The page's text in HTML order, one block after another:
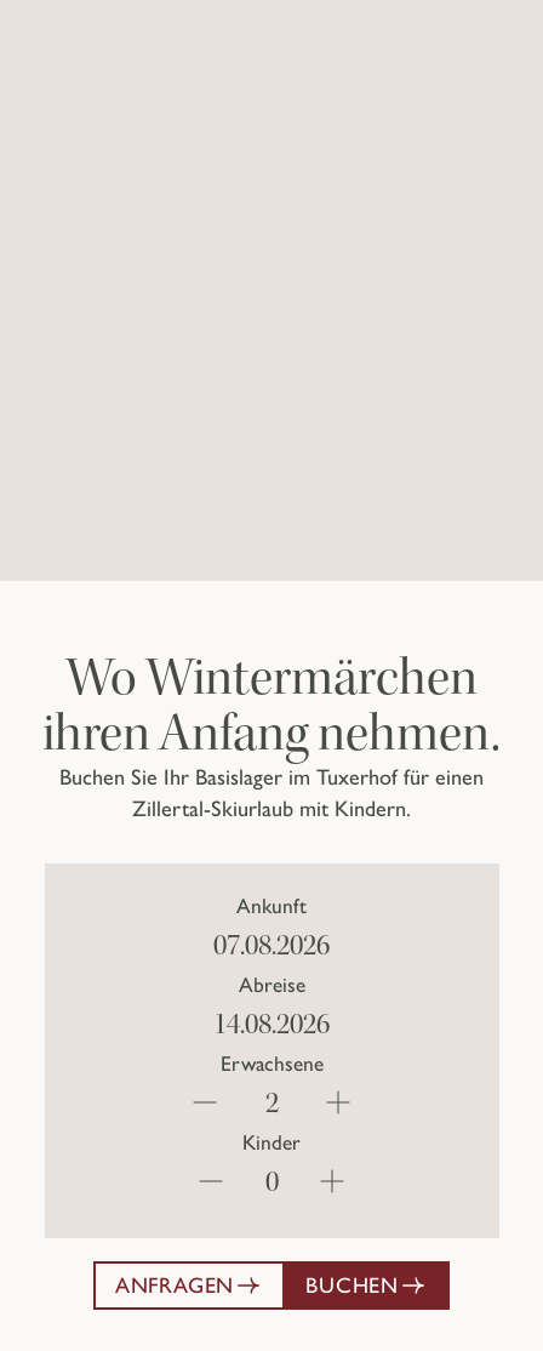
Buchen Sie Ihr Basislager im Tuxerhof für einen
Zillertal-Skiurlaub mit Kindern.
Wo Wintermärchen
ihren Anfang nehmen.
Ankunft
Abreise
Erwachsene
Kinder
ANFRAGEN BUCHEN